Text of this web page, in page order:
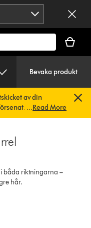
är
tom
Bevaka produkt
av din
Vi arbetar
inte göra någonting.
...Read More
båda riktningarna –
hår.